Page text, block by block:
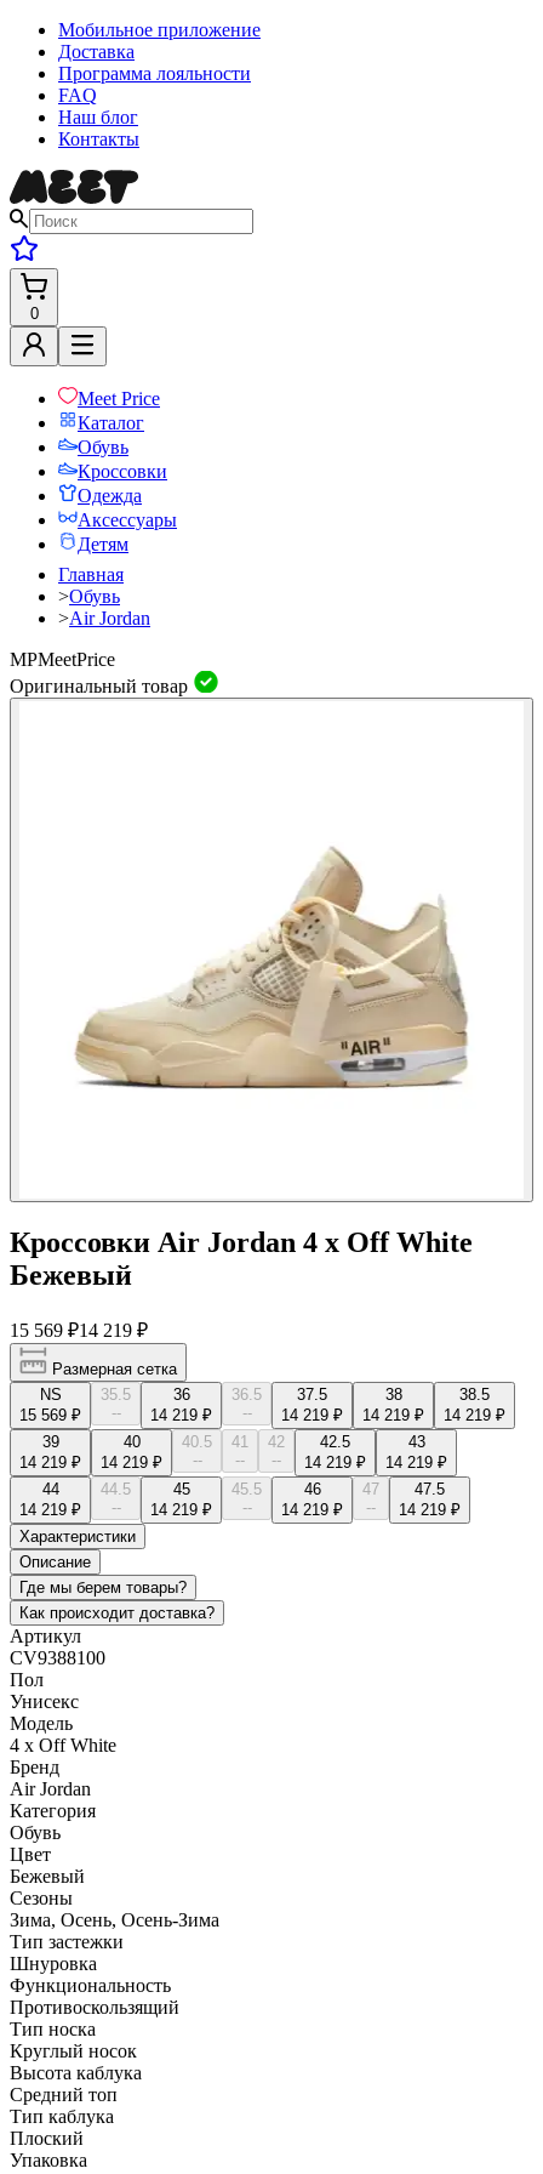
Мобильное приложение
Доставка
Программа лояльности
FAQ
Наш блог
Контакты
0
Meet Price
Каталог
Обувь
Кроссовки
Одежда
Аксессуары
Детям
Главная
>Обувь
>Air Jordan
MPMeetPrice
Оригинальный товар
Кроссовки Air Jordan 4 x Off White
Бежевый
15 569 ₽14 219 ₽
Размерная сетка
NS
15 569 ₽
35.5
--
36
14 219 ₽
36.5
--
37.5
14 219 ₽
38
14 219 ₽
38.5
14 219 ₽
39
14 219 ₽
40
14 219 ₽
40.5
--
41
--
42
--
42.5
14 219 ₽
43
14 219 ₽
44
14 219 ₽
44.5
--
45
14 219 ₽
45.5
--
46
14 219 ₽
47
--
47.5
14 219 ₽
Характеристики
Описание
Где мы берем товары?
Как происходит доставка?
Артикул
CV9388100
Пол
Унисекс
Модель
4 x Off White
Бренд
Air Jordan
Категория
Обувь
Цвет
Бежевый
Сезоны
Зима, Осень, Осень-Зима
Тип застежки
Шнуровка
Функциональность
Противоскользящий
Тип носка
Круглый носок
Высота каблука
Средний топ
Тип каблука
Плоский
Упаковка